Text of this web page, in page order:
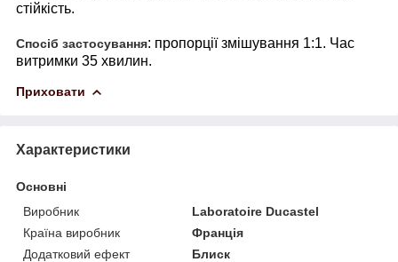
стійкість.
Спосіб застосування: пропорції змішування 1:1. Час
витримки 35 хвилин.
Приховати
Характеристики
Основні
Виробник
Laboratoire Ducastel
Країна виробник
Франція
Додатковий ефект
Блиск